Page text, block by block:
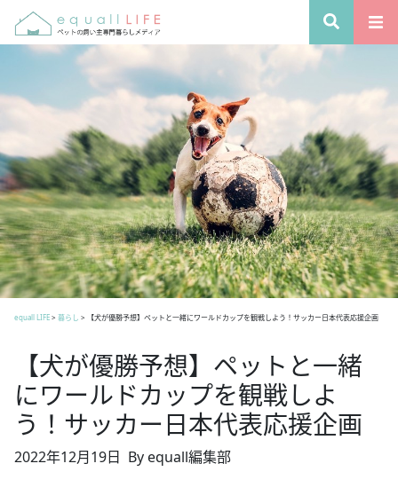
equall LIFE> 暮らし > 【犬が優勝予想】ペットと一緒にワールドカップを観戦しよう！サッカー日本代表応援企画
【犬が優勝予想】ペットと一緒
にワールドカップを観戦しよ
う！サッカー日本代表応援企画
2022年12月19日 By equall編集部